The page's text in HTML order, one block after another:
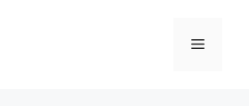
Meny